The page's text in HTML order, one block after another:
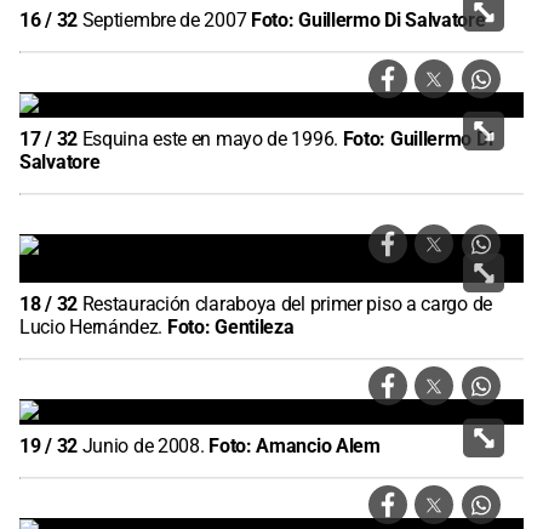
16/ 32 Septiembre de 2007 Foto:Guillermo Di Salvatore
17/ 32 Esquina este en mayo de 1996. Foto: Guillermo Di
Salvatore
18/ 32 Restauración claraboya del primer piso a cargo de
Lucio Hernández. Foto:Gentileza
19/ 32 Junio de 2008. Foto:Amancio Alem